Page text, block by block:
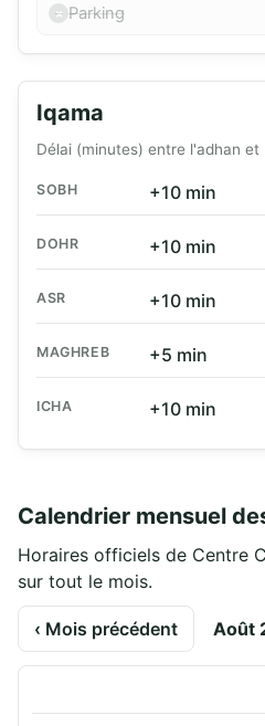
Parking
Iqama
Délai (minutes) entre l'adhan et
SOBH +10 min
DOHR +10 min
ASR +10 min
MAGHREB +5 min
ICHA +10 min
Calendrier mensuel
Horaires officiels de Centre
sur tout le mois.
‹ Mois précédent Août